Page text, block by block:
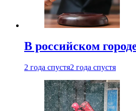
В российском
2 года спустя2 года спустя